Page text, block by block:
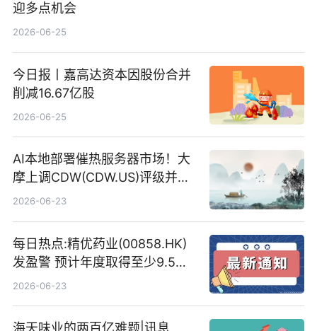
迎多点机会
2026-06-25
今日报丨嘉高达资本因股份合并
削减16.67亿股
2026-06-25
AI本地部署催热服务器市场！大
摩上调CDW(CDW.US)评级并看
高IBM(IBM.US)戴尔(DELL.US)
2026-06-23
每日热点:精优药业(00858.HK)
发盈警 预计年度取得至少9.5亿
港元的亏损 同比盈转亏
2026-06-23
海天味业的两百亿难题|讯息